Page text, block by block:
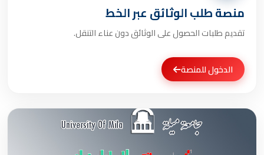
منصة طلب الوثائق عبر الخط
تقديم طلبات الحصول على الوثائق دون عناء التنقل.
الدخول للمنصة